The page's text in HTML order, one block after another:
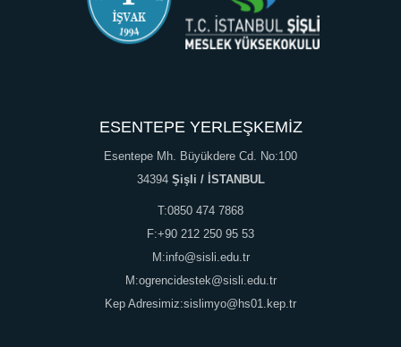
ESENTEPE YERLEŞKEMİZ
Esentepe Mh. Büyükdere Cd. No:100
34394 Şişli / İSTANBUL
T:0850 474 7868
F:+90 212 250 95 53
M:info@sisli.edu.tr
M:ogrencidestek@sisli.edu.tr
Kep Adresimiz:sislimyo@hs01.kep.tr